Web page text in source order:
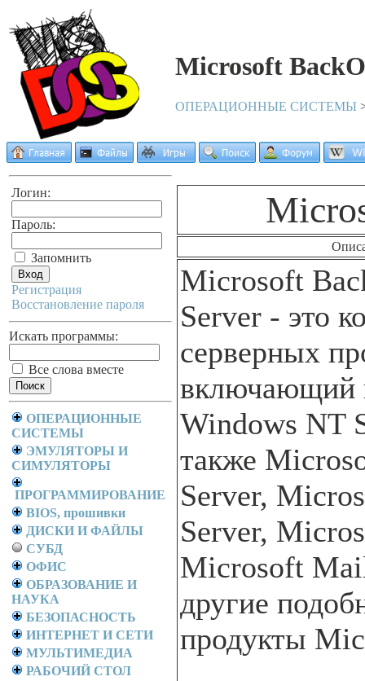
Мicrosoft
ОПЕРАЦИОННЫЕ СИСТЕМЫ
Логин:
Пароль:
Запомнить
Регистрация
Восстановление пароля
Искать программы:
Все слова вместе
ОПЕРАЦИОННЫЕ
СИСТЕМЫ
ЭМУЛЯТОРЫ И
СИМУЛЯТОРЫ
ПРОГРАММИРОВАНИЕ
BIOS, прошивки
ДИСКИ И ФАЙЛЫ
СУБД
ОФИС
ОБРАЗОВАНИЕ И
НАУКА
БЕЗОПАСНОСТЬ
ИНТЕРНЕТ И СЕТИ
МУЛЬТИМЕДИА
РАБОЧИЙ СТОЛ
Microsoft
Server - это
серверных
включающий
Windows NT
также
Server,
Server,
Microsoft
другие
продукты